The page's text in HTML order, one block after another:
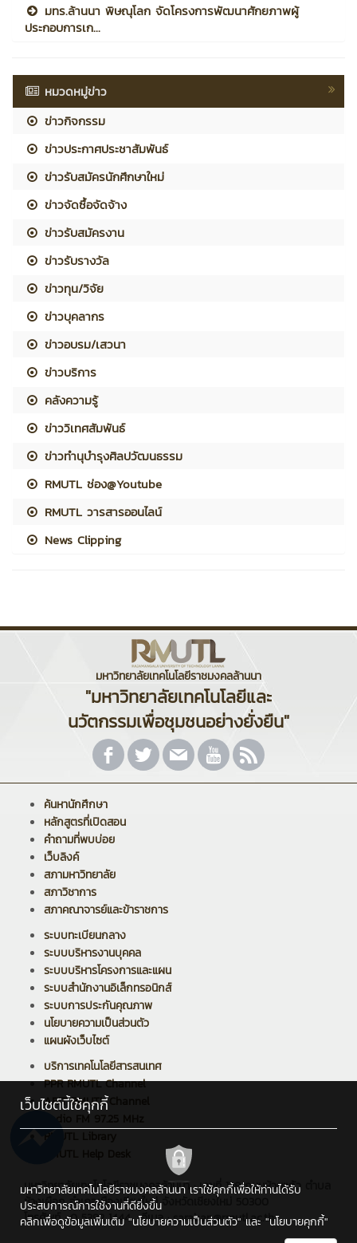
มทร.ล้านนา พิษณุโลก จัดโครงการพัฒนาศักยภาพผู้
ประกอบการเก...
หมวดหมู่ข่าว
ข่าวกิจกรรม
ข่าวประกาศประชาสัมพันธ์
ข่าวรับสมัครนักศึกษาใหม่
ข่าวจัดซื้อจัดจ้าง
ข่าวรับสมัครงาน
ข่าวรับรางวัล
ข่าวทุน/วิจัย
ข่าวบุคลากร
ข่าวอบรม/เสวนา
ข่าวบริการ
คลังความรู้
ข่าววิเทศสัมพันธ์
ข่าวทำนุบำรุงศิลปวัฒนธรรม
RMUTL ช่อง@Youtube
RMUTL วารสารออนไลน์
News Clipping
มหาวิทยาลัยเทคโนโลยีราชมงคลล้านนา
"มหาวิทยาลัยเทคโนโลยีและ
นวัตกรรมเพื่อชุมชนอย่างยั่งยืน"
ค้นหานักศึกษา
หลักสูตรที่เปิดสอน
คำถามที่พบบ่อย
เว็บลิงค์
สภามหาวิทยาลัย
สภาวิชาการ
สภาคณาจารย์และข้าราชการ
ระบบทะเบียนกลาง
ระบบบริหารงานบุคคล
ระบบบริหารโครงการและแผน
ระบบสำนักงานอิเล็กทรอนิกส์
ระบบการประกันคุณภาพ
นโยบายความเป็นส่วนตัว
แผนผังเว็บไซต์
บริการเทคโนโลยีสารสนเทศ
PPR RMUTL Channel
ARIT RMUTL Channel
Radio FM 97.25 MHz
มหาวิทยาลัยเทคโนโลยีราชมงคลล้านนา : เลขที่ 128 ถนนห้วยแก้ว ตำบล
ช้างเผือก อำเภอเมืองเชียงใหม่ จังหวัดเชียงใหม่ 50300
โทรศัพท์ : 0 5392 1444 , อีเมล : saraban@rmutl.ac.th
เว็บไซต์นี้ใช้คุกกี้
มหาวิทยาลัยเทคโนโลยีราชมงคลล้านนา เราใช้คุกกี้เพื่อให้ท่านได้รับ
ประสบการณ์การใช้งานที่ดียิ่งขึ้น
คลิกเพื่อดูข้อมูลเพิ่มเติม "นโยบายความเป็นส่วนตัว" และ "นโยบายคุกกี้"